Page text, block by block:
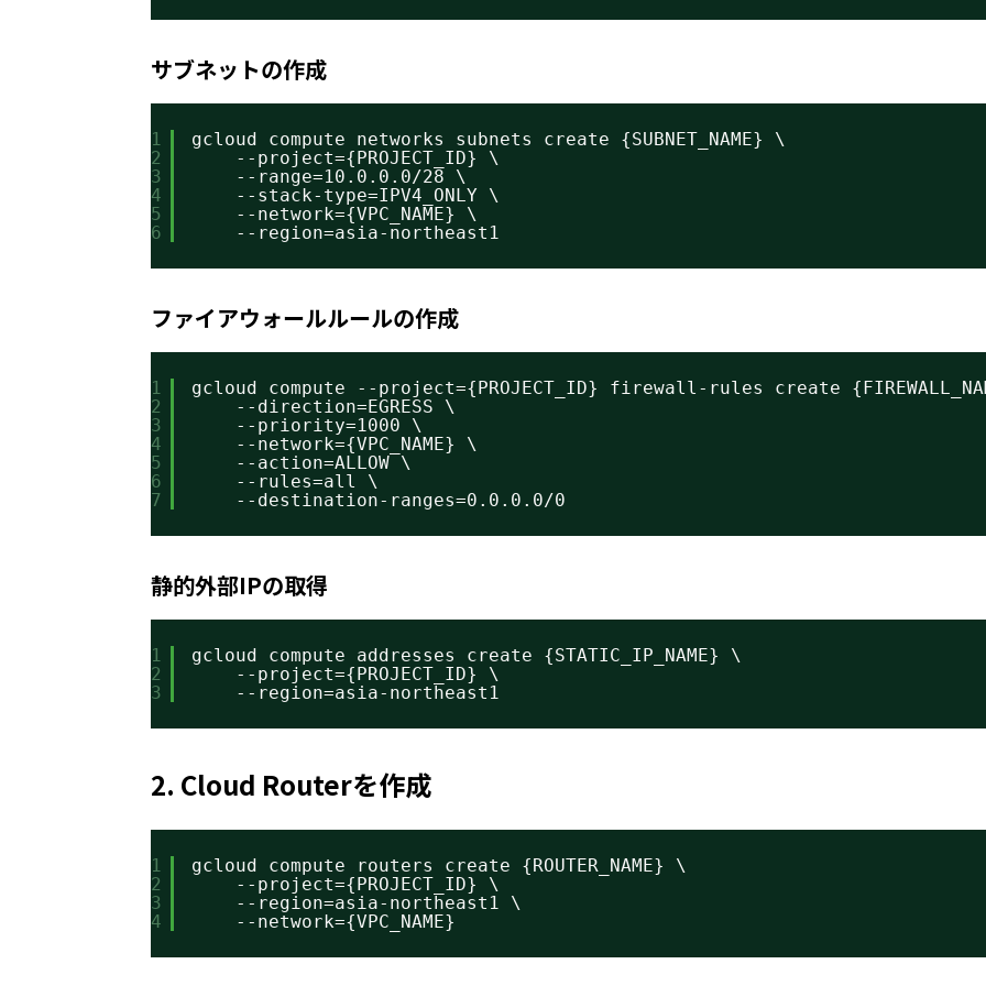
サブネットの作成
1
2
3
4
5
6
gcloud compute networks subnets create {SUBNET_NAME} \
--project={PROJECT_ID} \
--range=10.0.0.0/28 \
--stack-type=IPV4_ONLY \
--network={VPC_NAME} \
--region=asia-northeast1
ファイアウォールルールの作成
1
2
3
4
5
6
7
gcloud compute --project={PROJECT_ID} firewall-rules create
--direction=EGRESS \
--priority=1000 \
--network={VPC_NAME} \
--action=ALLOW \
--rules=all \
--destination-ranges=0.0.0.0/0
静的外部IPの取得
1
2
3
gcloud compute addresses create {STATIC_IP_NAME} \
--project={PROJECT_ID} \
--region=asia-northeast1
2. Cloud Routerを作成
1
2
3
4
gcloud compute routers create {ROUTER_NAME} \
--project={PROJECT_ID} \
--region=asia-northeast1 \
--network={VPC_NAME}